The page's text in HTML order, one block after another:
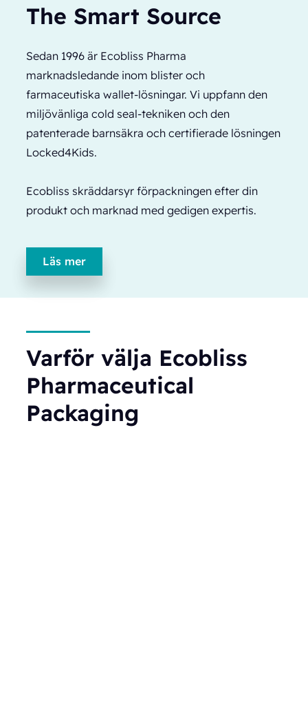
The Smart Source
Sedan 1996 är Ecobliss Pharma
marknadsledande inom blister och
farmaceutiska wallet-lösningar. Vi uppfann den
miljövänliga cold seal-tekniken och den
patenterade barnsäkra och certifierade lösningen
Locked4Kids.
Ecobliss skräddarsyr förpackningen efter din
produkt och marknad med gedigen expertis.
Läs mer
Varför välja Ecobliss
Pharmaceutical
Packaging